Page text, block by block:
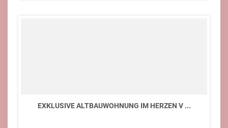
EXKLUSIVE ALTBAUWOHNUNG IM HERZEN V ...